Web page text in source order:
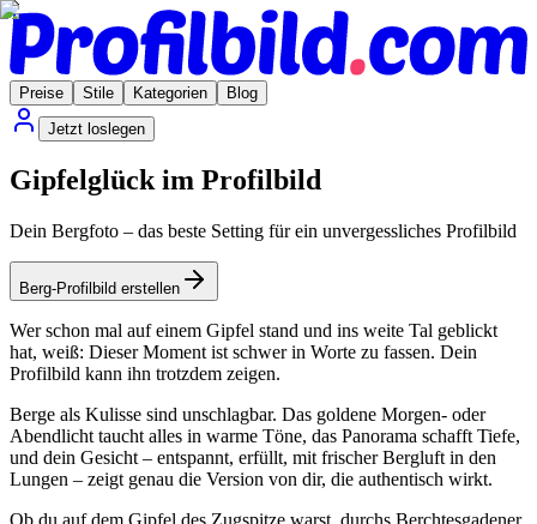
Preise Stile Kategorien
Blog
Jetzt loslegen
Gipfelglück im Profilbild
Dein Bergfoto – das beste Setting für ein unvergessliches Profilbild
Berg-Profilbild erstellen
Wer schon mal auf einem Gipfel stand und ins weite Tal geblickt
hat, weiß: Dieser Moment ist schwer in Worte zu fassen. Dein
Profilbild kann ihn trotzdem zeigen.
Berge als Kulisse sind unschlagbar. Das goldene Morgen- oder
Abendlicht taucht alles in warme Töne, das Panorama schafft Tiefe,
und dein Gesicht – entspannt, erfüllt, mit frischer Bergluft in den
Lungen – zeigt genau die Version von dir, die authentisch wirkt.